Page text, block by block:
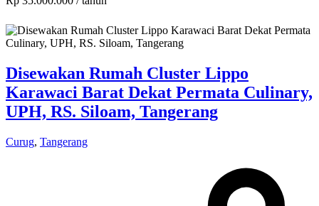
Disewakan Rumah Cluster Lippo
Karawaci Barat Dekat Permata Culinary,
UPH, RS. Siloam, Tangerang
Curug, Tangerang